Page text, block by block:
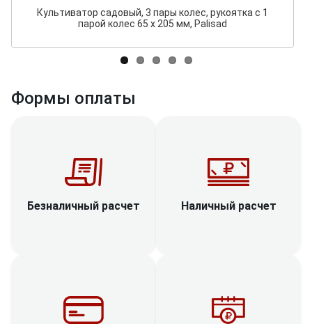
Культиватор садовый, 3 пары колес, рукоятка с 1
парой колес 65 х 205 мм, Palisad
Формы оплаты
Безналичный расчет Наличный расчет